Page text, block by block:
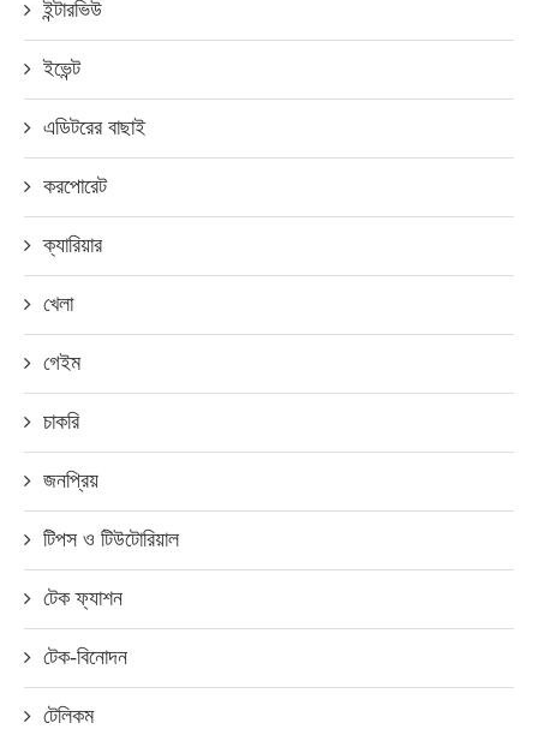
ইন্টারভিউ
ইভেন্ট
এডিটরের বাছাই
করপোরেট
ক্যারিয়ার
খেলা
গেইম
চাকরি
জনপ্রিয়
টিপস ও টিউটোরিয়াল
টেক ফ্যাশন
টেক-বিনোদন
টেলিকম